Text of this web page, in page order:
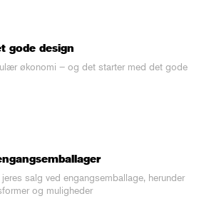
gode design
økonomi – og det starter med det gode
salg ved engangsemballage, herunder
og muligheder